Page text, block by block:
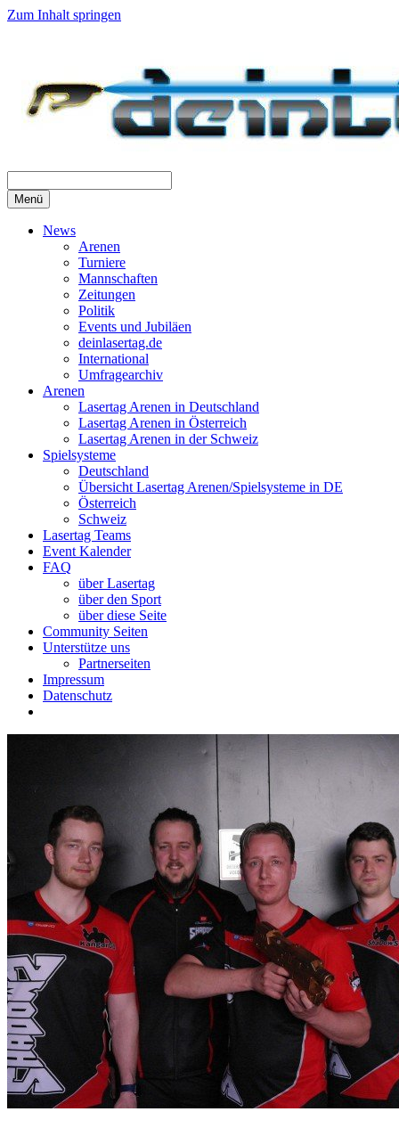
Zum Inhalt springen
Menü
News
Arenen
Turniere
Mannschaften
Zeitungen
Politik
Events und Jubiläen
deinlasertag.de
International
Umfragearchiv
Arenen
Lasertag Arenen in Deutschland
Lasertag Arenen in Österreich
Lasertag Arenen in der Schweiz
Spielsysteme
Deutschland
Übersicht Lasertag Arenen/Spielsysteme in DE
Österreich
Schweiz
Lasertag Teams
Event Kalender
FAQ
über Lasertag
über den Sport
über diese Seite
Community Seiten
Unterstütze uns
Partnerseiten
Impressum
Datenschutz